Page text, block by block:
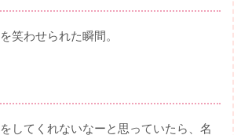
笑わせられた瞬間。
してくれないなーと思っていたら、名